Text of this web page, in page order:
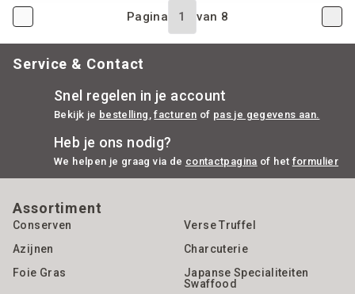
Pagina van 8
Service & Contact
Snel regelen in je account
Bekijk je bestelling , facturen of pas je gegevens aan.
Heb je ons nodig?
We helpen je graag via de contactpagina of het formulier
Assortiment
Conserven
Verse Truffel
Azijnen
Charcuterie
Foie Gras
Japanse Specialiteiten
Swaffood